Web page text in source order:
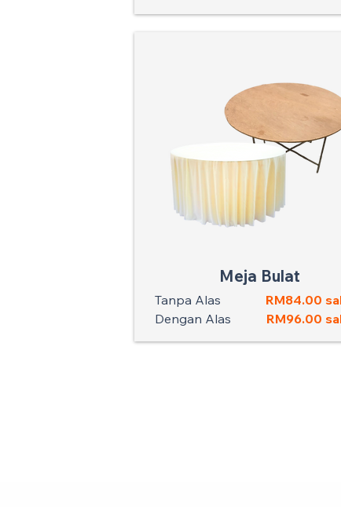
Meja Bulat
Tanpa Alas
RM84.00
Dengan Alas
RM96.00